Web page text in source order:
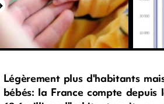
Légèrement plus d'habitants
bébés: la France compte depuis